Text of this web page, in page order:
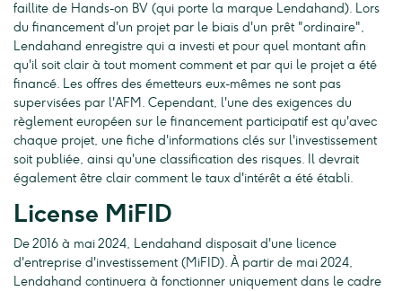
faillite de Hands-on BV (qui porte la marque Lendahand). Lors
du financement d'un projet par le biais d'un prêt "ordinaire",
Lendahand enregistre qui a investi et pour quel montant afin
qu'il soit clair à tout moment comment et par qui le projet a été
financé. Les offres des émetteurs eux-mêmes ne sont pas
supervisées par l'AFM. Cependant, l'une des exigences du
règlement européen sur le financement participatif est qu'avec
chaque projet, une fiche d'informations clés sur l'investissement
soit publiée, ainsi qu'une classification des risques. Il devrait
également être clair comment le taux d'intérêt a été établi.
License MiFID
De 2016 à mai 2024, Lendahand disposait d'une licence
d'entreprise d'investissement (MiFID). À partir de mai 2024,
Lendahand continuera à fonctionner uniquement dans le cadre